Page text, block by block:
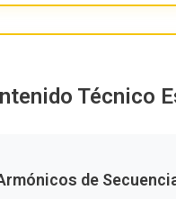
Técnico
de